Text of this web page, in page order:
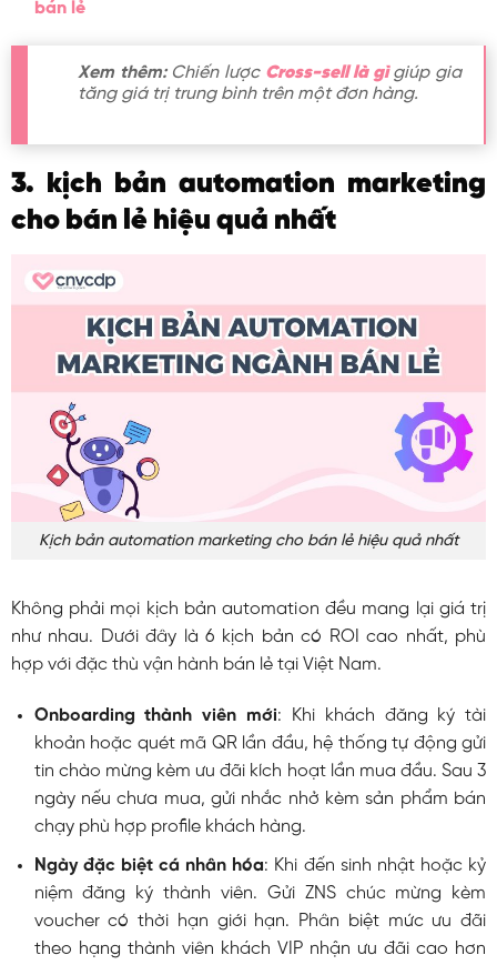
bán lẻ
Xem thêm: Chiến lược Cross-sell là gìgiúp gia
tăng giá trị trung bình trên một đơn hàng.
3. kịch bản automation marketing
cho bán lẻ hiệu quả nhất
Kịch bản automation marketing cho bán lẻ hiệu quả nhất
Không phải mọi kịch bản automation đều mang lại giá trị
như nhau. Dưới đây là 6 kịch bản có ROI cao nhất, phù
hợp với đặc thù vận hành bán lẻ tại Việt Nam.
Onboarding thành viên mới: Khi khách đăng ký tài
khoản hoặc quét mã QR lần đầu, hệ thống tự động gửi
tin chào mừng kèm ưu đãi kích hoạt lần mua đầu. Sau 3
ngày nếu chưa mua, gửi nhắc nhở kèm sản phẩm bán
chạy phù hợp profile khách hàng.
Ngày đặc biệt cá nhân hóa: Khi đến sinh nhật hoặc kỷ
niệm đăng ký thành viên. Gửi ZNS chúc mừng kèm
voucher có thời hạn giới hạn. Phân biệt mức ưu đãi
theo hạng thành viên khách VIP nhận ưu đãi cao hơn